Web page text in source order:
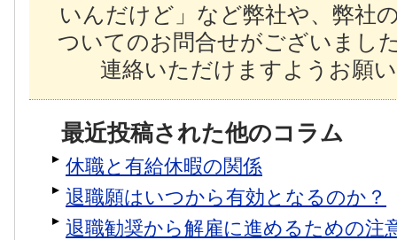
いんだけど」など弊社や、弊社
ついてのお問合せがございまし
連絡いただけますようお願
最近投稿された他のコラム
休職と有給休暇の関係
退職願はいつから有効となるのか？
退職勧奨から解雇に進めるための注